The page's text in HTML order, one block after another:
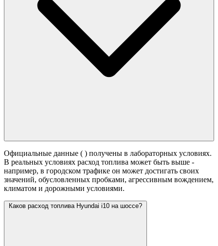
Официальные данные ( ) получены в лабораторных условиях.
В реальных условиях расход топлива может быть выше -
например, в городском трафике он может достигать своих
значений, обусловленных пробками, агрессивным вождением,
климатом и дорожными условиями.
Каков расход топлива Hyundai i10 на шоссе?